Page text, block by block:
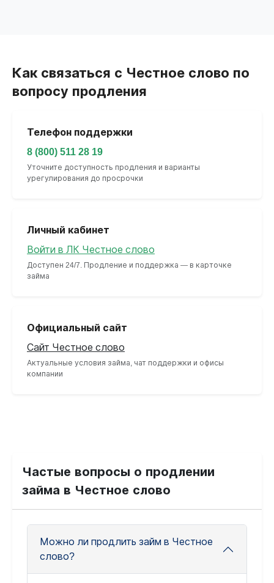
Как связаться с Честное слово по
вопросу продления
Телефон поддержки
8 (800) 511 28 19
Уточните доступность продления и варианты
урегулирования до просрочки
Личный кабинет
Войти в ЛК Честное слово
Доступен 24/7. Продление и поддержка — в карточке
займа
Официальный сайт
Сайт Честное слово
Актуальные условия займа, чат поддержки и офисы
компании
Частые вопросы о продлении
займа в Честное слово
Можно ли продлить займ в Честное
слово?